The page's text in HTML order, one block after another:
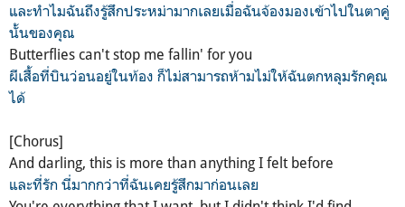
และทำไมฉันถึงรู้สึกประหม่ามากเลยเมื่อฉันจ้องมองเข้าไปในตาคู่
นั้นของคุณ
Butterflies can't stop me fallin' for you
ผีเสื้อที่บินว่อนอยู่ในท้อง ก็ไม่สามารถห้ามไม่ให้ฉันตกหลุมรักคุณ
ได้
[Chorus]
And darling, this is more than anything I felt before
และที่รัก นี่มากกว่าที่ฉันเคยรู้สึกมาก่อนเลย